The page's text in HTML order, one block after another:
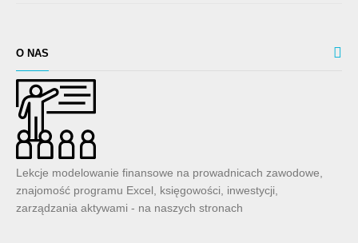
O NAS
Lekcje modelowanie finansowe na prowadnicach zawodowe,
znajomość programu Excel, księgowości, inwestycji,
zarządzania aktywami - na naszych stronach